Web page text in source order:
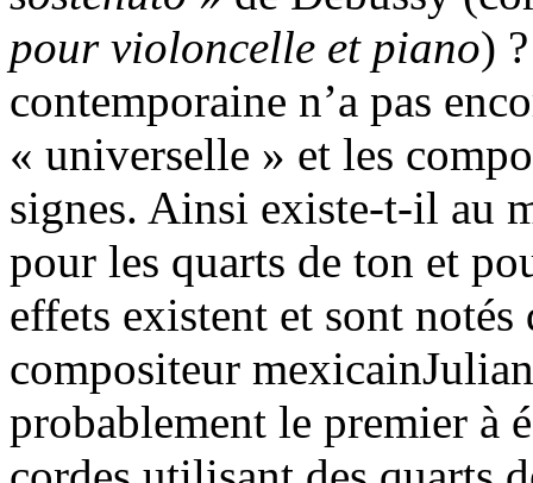
pour violoncelle et piano)
contemporaine n’a pas
« universelle » et les
signes. Ainsi existe-t-il au
pour les quarts de ton et
effets existent et sont
compositeur
probablement le premier à